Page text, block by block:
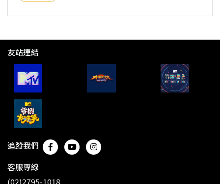
友站連結
追蹤我們
客服專線
(02)2795-1018